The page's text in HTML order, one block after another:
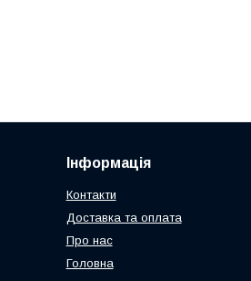
Інформація
Контакти
Доставка та оплата
Про нас
Головна